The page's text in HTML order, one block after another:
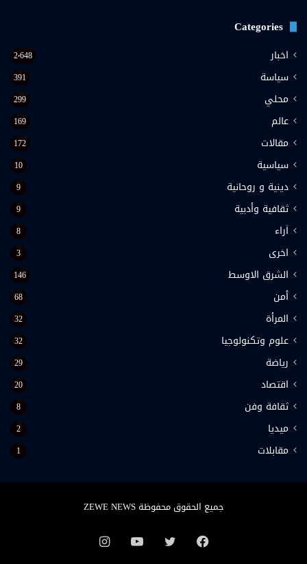
Categories
اخبار 2٬648
سياسة 391
محلي 299
عالم 169
مقالات 172
سياسية 10
دينية و روحانية 9
ثقافية وأدبية 9
اَراء 8
اخرى 3
الشرق الاوسط 146
أمن 68
المرأة 32
علوم وتكنولوجيا 32
رياضة 29
اقتصاد 20
ثقافة وفن 8
ميديا 2
مقابلات 1
جميع الحقوق محفوظة ZEWE NEWS
فيسبوكتويتر يوتيوبانستقرام